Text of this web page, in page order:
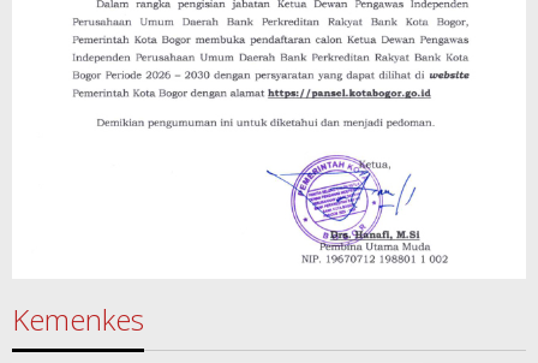
Kemenkes